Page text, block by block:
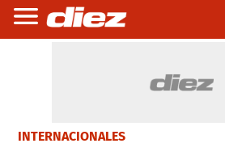
INTERNACIONALES